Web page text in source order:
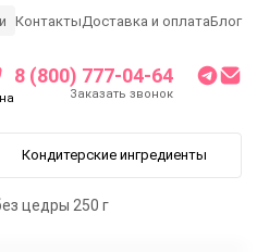
КонтактыДоставка и оплатаБлог
8 (800) 777-04-64
Заказать звонок
Кондитерские ингредиенты
цедры 250 г